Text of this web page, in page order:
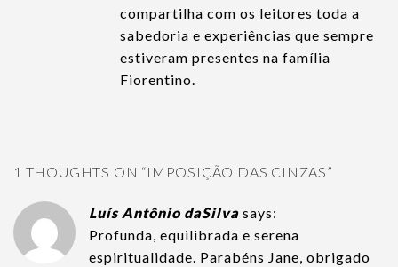
compartilha com os leitores toda a
sabedoria e experiências que sempre
estiveram presentes na família
Fiorentino.
1 THOUGHTS ON “IMPOSIÇÃO DAS CINZAS”
Luís Antônio daSilva says:
Profunda, equilibrada e serena
espiritualidade. Parabéns Jane, obrigado